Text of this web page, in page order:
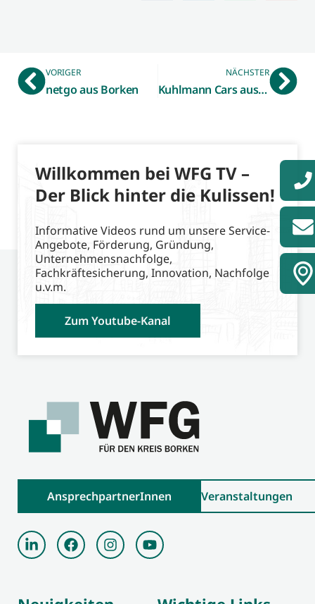
VORIGER
netgo aus Borken
NÄCHSTER
Kuhlmann Cars aus Heiden
Willkommen bei WFG TV –
Der Blick hinter die Kulissen!
Informative Videos rund um unsere Service-
Angebote, Förderung, Gründung,
Unternehmensnachfolge,
Fachkräftesicherung, Innovation, Nachfolge
u.v.m.
Zum Youtube-Kanal
AnsprechpartnerInnen Veranstaltungen